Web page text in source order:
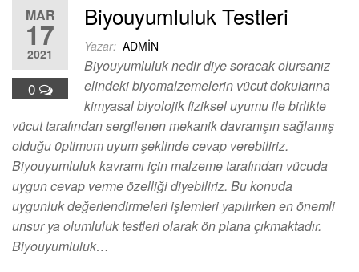
MAR
17
2021
0
Biyouyumluluk Testleri
Yazar: ADMIN
Biyouyumluluk nedir diye soracak olursanız
elindeki biyomalzemelerin vücut dokularına
kimyasal biyolojik fiziksel uyumu ile birlikte
vücut tarafından sergilenen mekanik davranışın sağlamış
olduğu 0ptimum uyum şeklinde cevap verebiliriz.
Biyouyumluluk kavramı için malzeme tarafından vücuda
uygun cevap verme özelliği diyebiliriz. Bu konuda
uygunluk değerlendirmeleri işlemleri yapılırken en önemli
unsur ya olumluluk testleri olarak ön plana çıkmaktadır.
Biyouyumluluk…